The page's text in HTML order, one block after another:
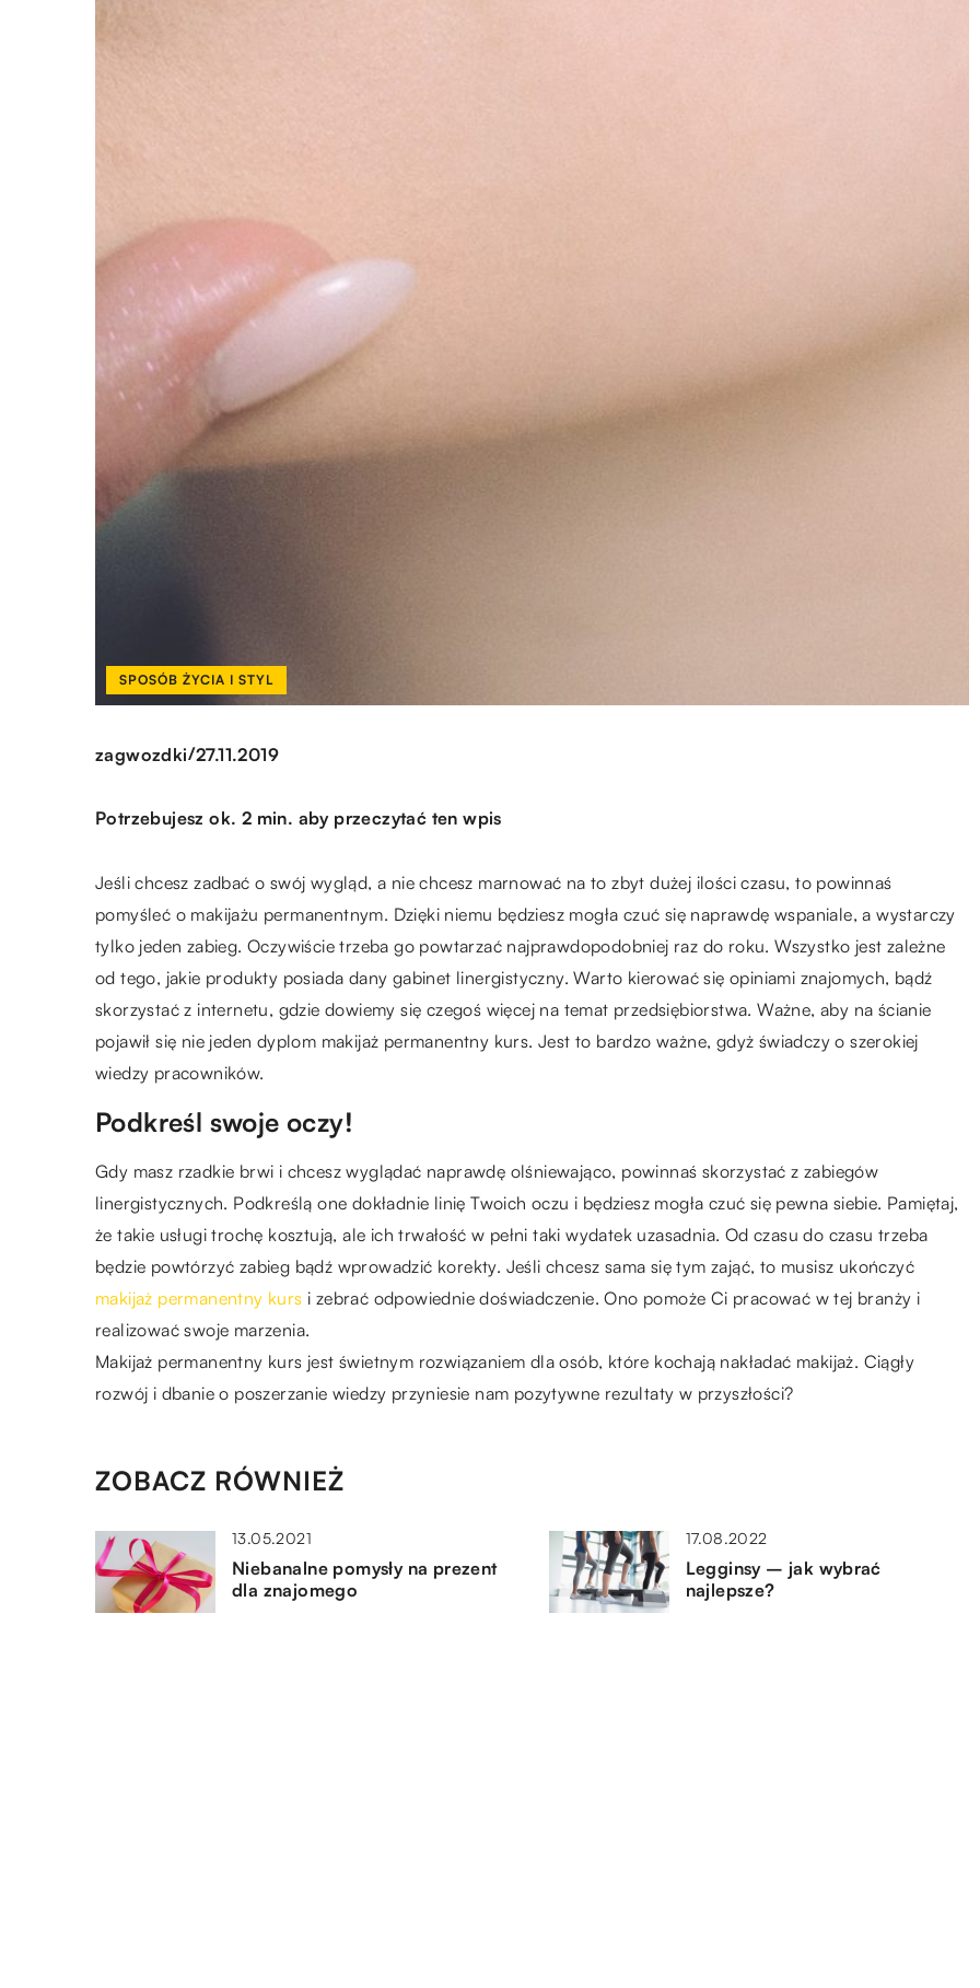
SPOSÓB ŻYCIA I STYL
zagwozdki/27.11.2019
Potrzebujesz ok. 2 min. aby przeczytać ten wpis
Jeśli chcesz zadbać o swój wygląd, a nie chcesz marnować na to zbyt dużej ilości czasu, to powinnaś
pomyśleć o makijażu permanentnym. Dzięki niemu będziesz mogła czuć się naprawdę wspaniale, a wystarczy
tylko jeden zabieg. Oczywiście trzeba go powtarzać najprawdopodobniej raz do roku. Wszystko jest zależne
od tego, jakie produkty posiada dany gabinet linergistyczny. Warto kierować się opiniami znajomych, bądź
skorzystać z internetu, gdzie dowiemy się czegoś więcej na temat przedsiębiorstwa. Ważne, aby na ścianie
pojawił się nie jeden dyplom makijaż permanentny kurs. Jest to bardzo ważne, gdyż świadczy o szerokiej
wiedzy pracowników.
Podkreśl swoje oczy!
Gdy masz rzadkie brwi i chcesz wyglądać naprawdę olśniewająco, powinnaś skorzystać z zabiegów
linergistycznych. Podkreślą one dokładnie linię Twoich oczu i będziesz mogła czuć się pewna siebie. Pamiętaj,
że takie usługi trochę kosztują, ale ich trwałość w pełni taki wydatek uzasadnia. Od czasu do czasu trzeba
będzie powtórzyć zabieg bądź wprowadzić korekty. Jeśli chcesz sama się tym zająć, to musisz ukończyć
makijaż permanentny kurs i zebrać odpowiednie doświadczenie. Ono pomoże Ci pracować w tej branży i
realizować swoje marzenia.
Makijaż permanentny kurs jest świetnym rozwiązaniem dla osób, które kochają nakładać makijaż. Ciągły
rozwój i dbanie o poszerzanie wiedzy przyniesie nam pozytywne rezultaty w przyszłości?
ZOBACZ RÓWNIEŻ
13.05.2021
Niebanalne pomysły na prezent
dla znajomego
17.08.2022
Legginsy – jak wybrać
najlepsze?